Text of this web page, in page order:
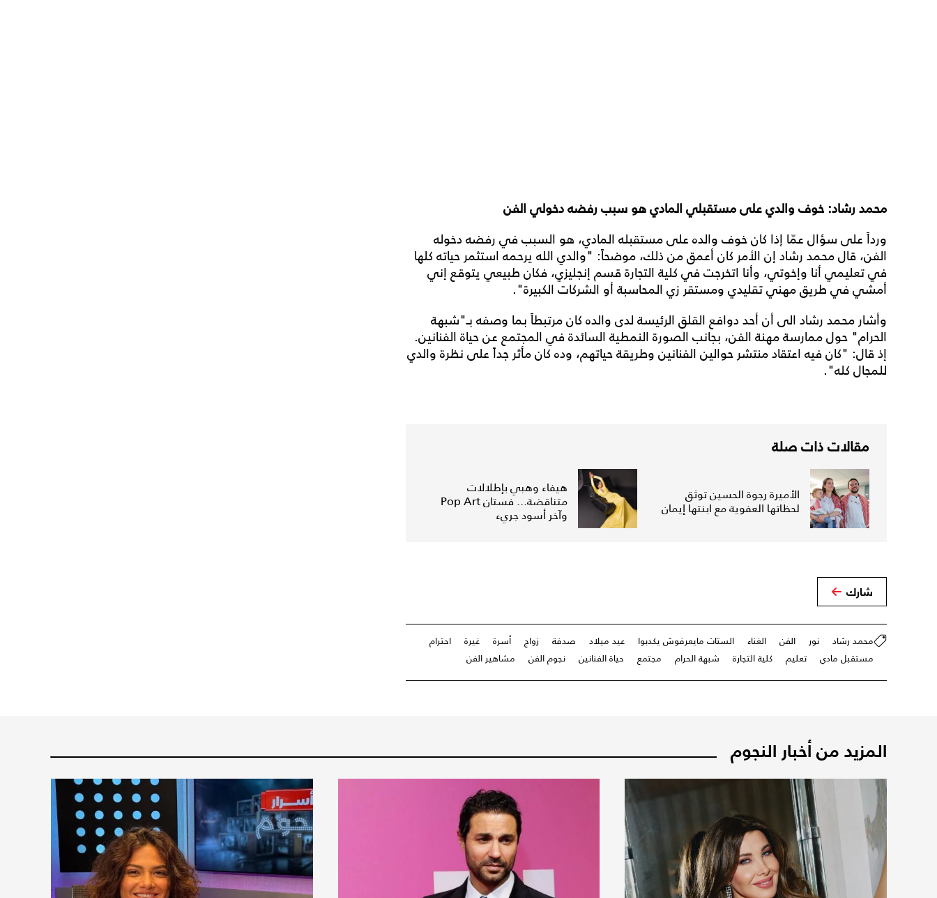
محمد رشاد: خوف والدي على مستقبلي المادي هو سبب رفضه دخولي الفن
ورداً على سؤال عمّا إذا كان خوف والده على مستقبله المادي، هو السبب في رفضه دخوله
الفن، قال محمد رشاد إن الأمر كان أعمق من ذلك، موضحاً: "والدي الله يرحمه استثمر حياته كلها
في تعليمي أنا وإخوتي، وأنا اتخرجت في كلية التجارة قسم إنجليزي، فكان طبيعي يتوقع إني
أمشي في طريق مهني تقليدي ومستقر زي المحاسبة أو الشركات الكبيرة".
وأشار محمد رشاد الى أن أحد دوافع القلق الرئيسة لدى والده كان مرتبطاً بما وصفه بـ"شبهة
الحرام" حول ممارسة مهنة الفن، بجانب الصورة النمطية السائدة في المجتمع عن حياة الفنانين.
إذ قال: "كان فيه اعتقاد منتشر حوالين الفنانين وطريقة حياتهم، وده كان مأثر جداً على نظرة والدي
للمجال كله".
مقالات ذات صلة
الأميرة رجوة الحسين توثق
لحظاتها العفوية مع ابنتها إيمان
هيفاء وهبي بإطلالات
متناقضة... فستان Pop Art
وآخر أسود جريء
شارك
محمد رشاد نور الفن الغناء الستات مايعرفوش يكدبوا عيد ميلاد صدفة زواج أسرة غيرة
احترام
مستقبل مادي
تعليم كلية التجارة شبهة الحرام مجتمع حياة الفنانين نجوم الفن مشاهير الفن
المزيد من أخبار النجوم